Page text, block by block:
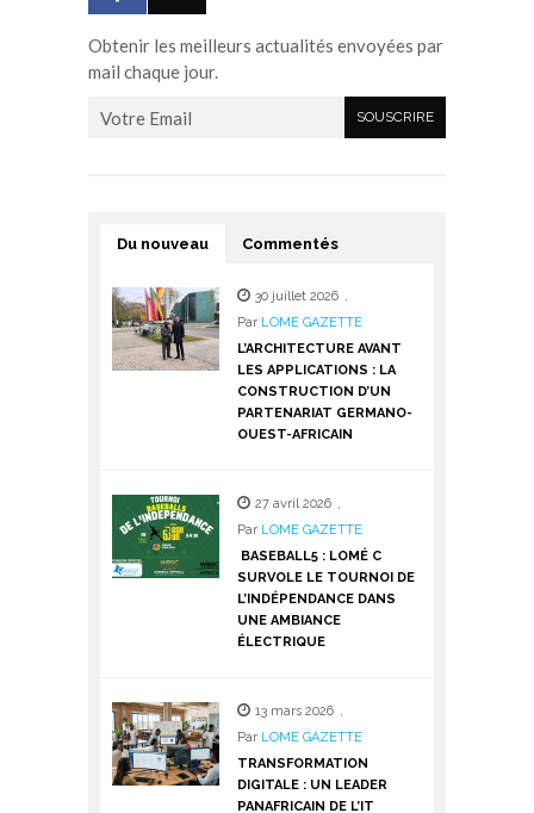
Obtenir les meilleurs actualités envoyées par
mail chaque jour.
Du nouveau Commentés
30 juillet 2026 ,
Par LOME GAZETTE
L’ARCHITECTURE AVANT
LES APPLICATIONS : LA
CONSTRUCTION D’UN
PARTENARIAT GERMANO-
OUEST-AFRICAIN
27 avril 2026 ,
Par LOME GAZETTE
BASEBALL5 : LOMÉ C
SURVOLE LE TOURNOI DE
L’INDÉPENDANCE DANS
UNE AMBIANCE
ÉLECTRIQUE
13 mars 2026 ,
Par LOME GAZETTE
TRANSFORMATION
DIGITALE : UN LEADER
PANAFRICAIN DE L’IT